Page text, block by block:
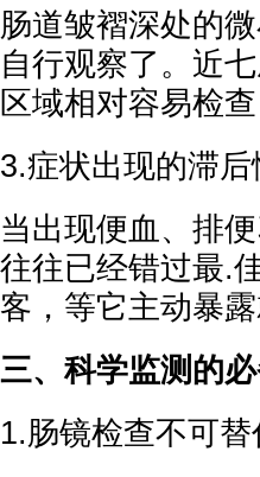
肠道皱褶深处的
自行观察了。近
区域相对容易检
3.症状出现的滞后
当出现便血、排
往往已经错过最.
客，等它主动暴露
三、科学监测的
1.肠镜检查不可替